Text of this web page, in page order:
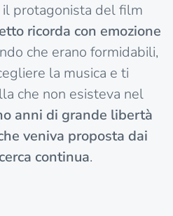
il protagonista del film
ricorda con emozione
che erano formidabili,
la musica e ti
che non esisteva nel
anni di grande libertà
veniva proposta dai
continua.